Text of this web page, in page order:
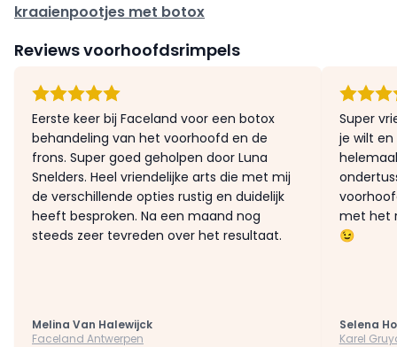
kraaienpootjes met botox
Reviews voorhoofdsrimpels
Eerste keer bij Faceland voor een botox
behandeling van het voorhoofd en de
frons. Super goed geholpen door Luna
Snelders. Heel vriendelijke arts die met mij
de verschillende opties rustig en duidelijk
heeft besproken. Na een maand nog
steeds zeer tevreden over het resultaat.
Melina Van Halewijck
Faceland Antwerpen
Super
je wilt
met het
😉
Selena
Karel